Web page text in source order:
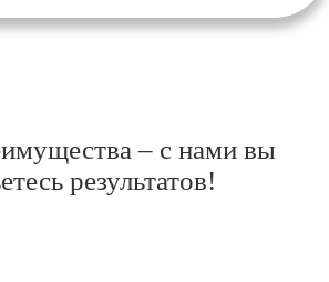
– с нами вы
результатов!